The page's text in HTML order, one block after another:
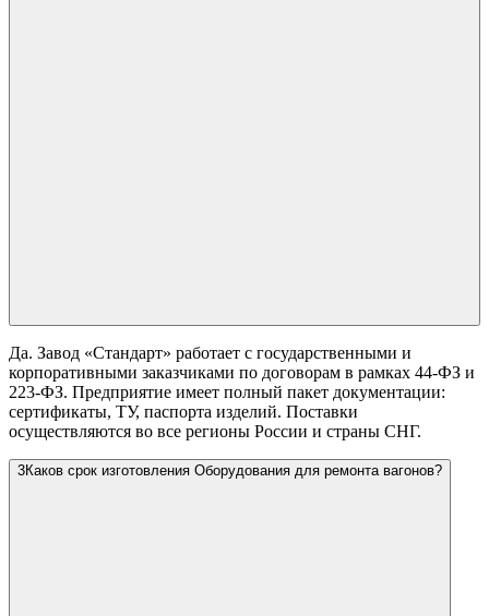
Да. Завод «Стандарт» работает с государственными и
корпоративными заказчиками по договорам в рамках 44-ФЗ и
223-ФЗ. Предприятие имеет полный пакет документации:
сертификаты, ТУ, паспорта изделий. Поставки
осуществляются во все регионы России и страны СНГ.
3Каков срок изготовления Оборудования для ремонта вагонов?